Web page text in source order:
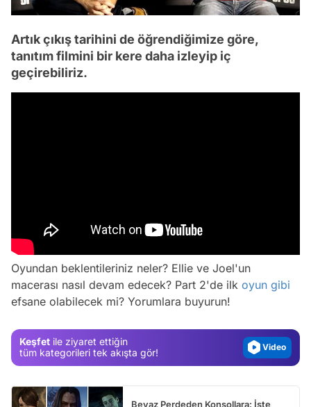
Artık çıkış tarihini de öğrendiğimize göre,
tanıtım filmini bir kere daha izleyip iç
geçirebiliriz.
Oyundan beklentileriniz neler? Ellie ve Joel'un
macerası nasıl devam edecek? Part 2'de ilk oyun gibi
efsane olabilecek mi? Yorumlara buyurun!
Keşfet ile ziyaret ettiğin
tüm kategorileri tek akışta gör!
Video
Test
Video
Beyaz Perdeden Konsollara: İşte